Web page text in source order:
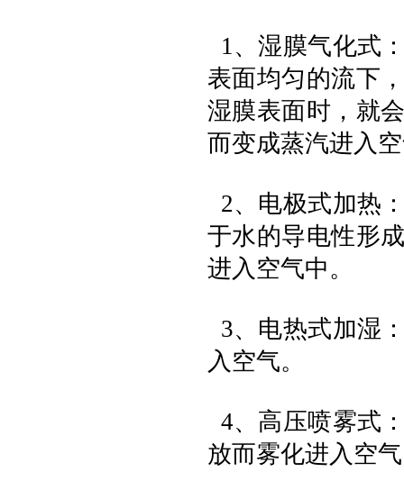
1、湿膜气化式
表面均匀的流下
湿膜表面时，就
而变成蒸汽进入
2、电极式加热
于水的导电性形
进入空气中。
3、电热式加湿
入空气。
4、高压喷雾式
放而雾化进入空